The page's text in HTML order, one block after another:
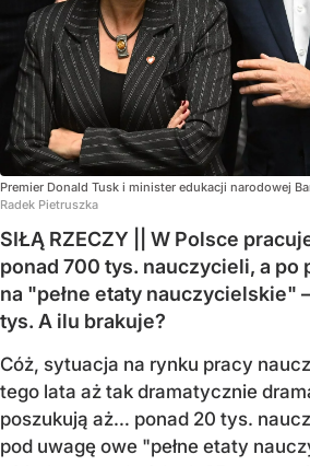
Premier Donald Tusk i minister edukacji narodowej
Radek Pietruszka
SIŁĄ RZECZY || W Polsce
ponad 700 tys. nauczycieli, a po
na "pełne etaty nauczycielskie"
tys. A ilu brakuje?
Cóż, sytuacja na rynku pracy
tego lata aż tak dramatycznie
poszukują aż… ponad 20 tys.
pod uwagę owe "pełne etaty